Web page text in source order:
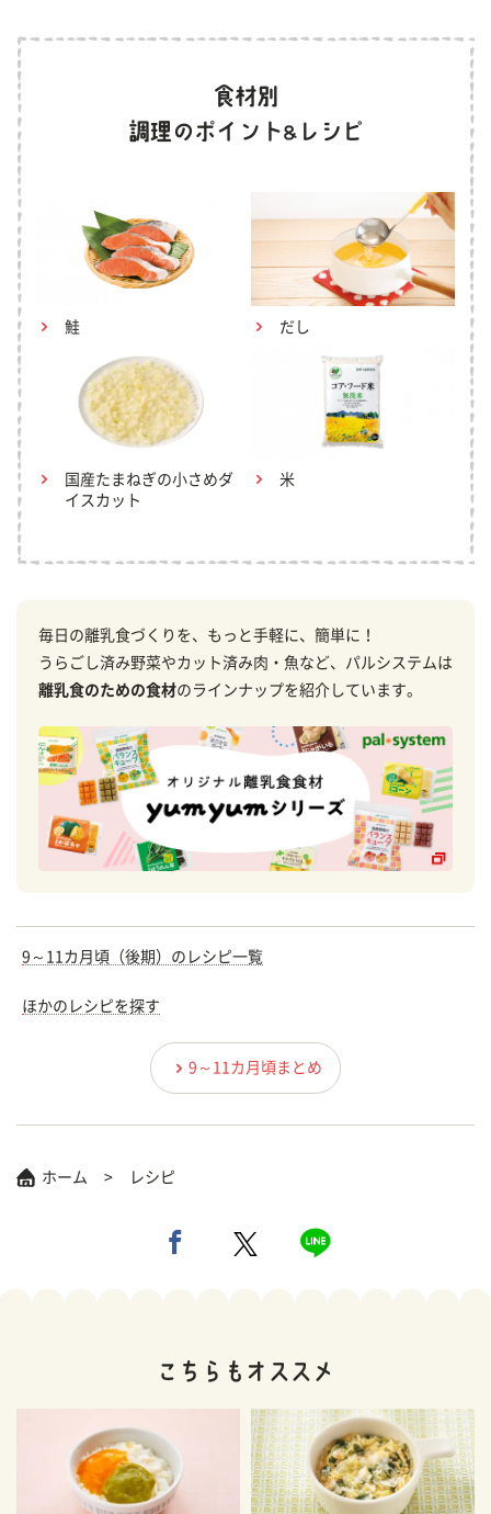
鮭 だし
国産たまねぎの小さめダ
イスカット
米
毎日の離乳食づくりを、もっと手軽に、簡単に！
うらごし済み野菜やカット済み肉・魚など、パルシステムは
離乳食のための食材のラインナップを紹介しています。
9～11カ月頃（後期）のレシピ一覧
ほかのレシピを探す
9～11カ月頃まとめ
ホーム レシピ